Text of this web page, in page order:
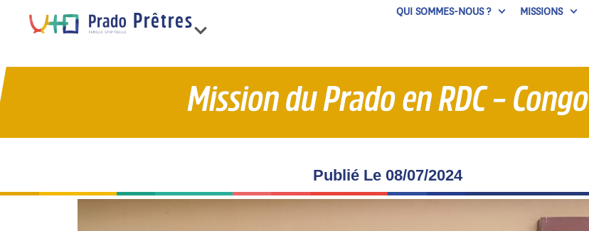
Prêtres
France
QUI SOMMES-NOUS ? MISSIONS
Mission du Prado en RDC – Congo
Publié Le 08/07/2024